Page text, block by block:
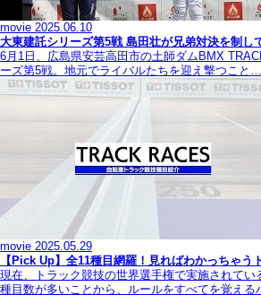
movie 2025.06.10
大東建託シリーズ第5戦 島田壮が兄弟対決を制し
6月1日、広島県安芸高田市の土師ダムBMX
ーズ第5戦。地元でライバルたちを迎え撃つこと…
movie 2025.05.29
【Pick Up】全11種目網羅！見ればわかっちゃう
現在、トラック競技の世界選手権で実施されてい
種目数が多いことから、ルールをすべてを覚える